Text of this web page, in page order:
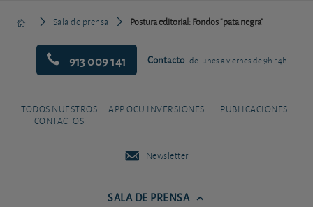
Sala de prensa Postura editorial: Fondos "pata negra"
913 009 141 Contacto de lunes a viernes de 9h-14h
TODOS NUESTROS
CONTACTOS
APP OCU INVERSIONES PUBLICACIONES
Newsletter
SALA DE PRENSA